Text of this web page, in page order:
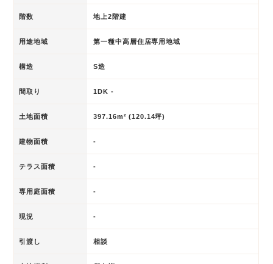
階数 地上2階建
用途地域 第一種中高層住居専用地域
構造 S造
間取り 1DK -
土地面積 397.16m² (120.14坪)
建物面積 -
テラス面積 -
専用庭面積 -
現況 -
引渡し 相談